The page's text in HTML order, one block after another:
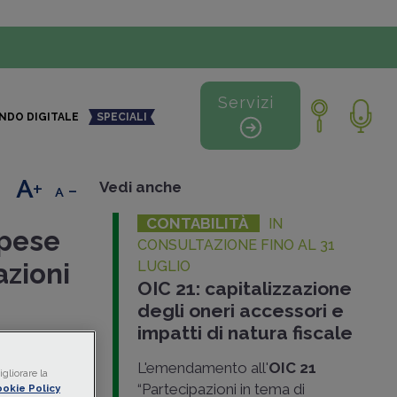
DIGITALE SPECIALI
Servizi
+ - Vedi anche
CONTABILITÀ
IN
CONSULTAZIONE FINO AL 31
LUGLIO
OIC 21: capitalizzazione
degli oneri accessori e
impatti di natura fiscale
L'emendamento all'OIC 21
“Partecipazioni in tema di
la
Policy